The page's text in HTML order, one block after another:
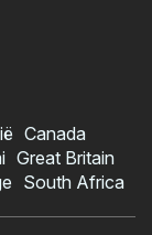
Canada
Great Britain
South Africa